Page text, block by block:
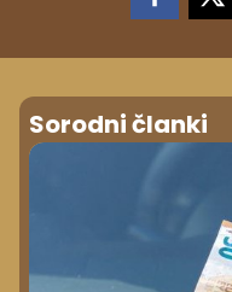
Sorodni članki